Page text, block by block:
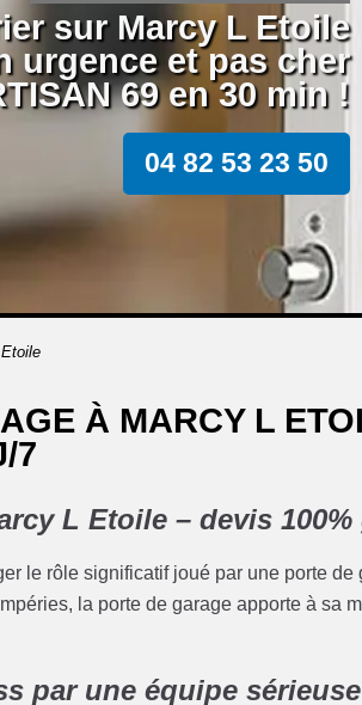
sur Marcy L Etoile
urgence et pas cher
69 en 30 min !
04 82 53 23 50
À MARCY L
7
L Etoile – devis
le rôle significatif joué par une porte
la porte de garage apporte à sa
par une équipe